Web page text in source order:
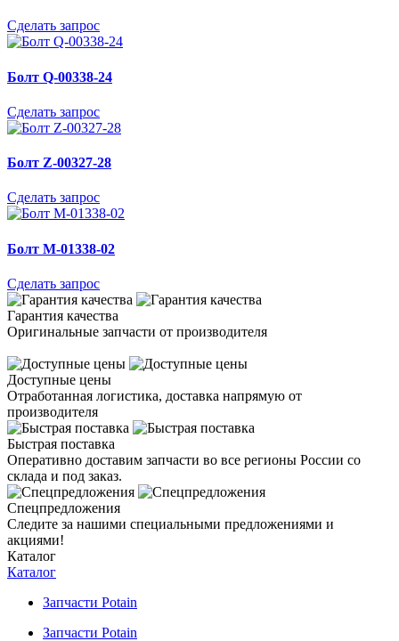
Сделать запрос
Болт Q-00338-24
Сделать запрос
Болт Z-00327-28
Сделать запрос
Болт M-01338-02
Сделать запрос
Гарантия качества
Оригинальные запчасти от производителя
Доступные цены
Отработанная логистика, доставка напрямую от
производителя
Быстрая поставка
Оперативно доставим запчасти во все регионы России со
склада и под заказ.
Спецпредложения
Следите за нашими специальными предложениями и
акциями!
Каталог
Каталог
Запчасти Potain
Запчасти Potain